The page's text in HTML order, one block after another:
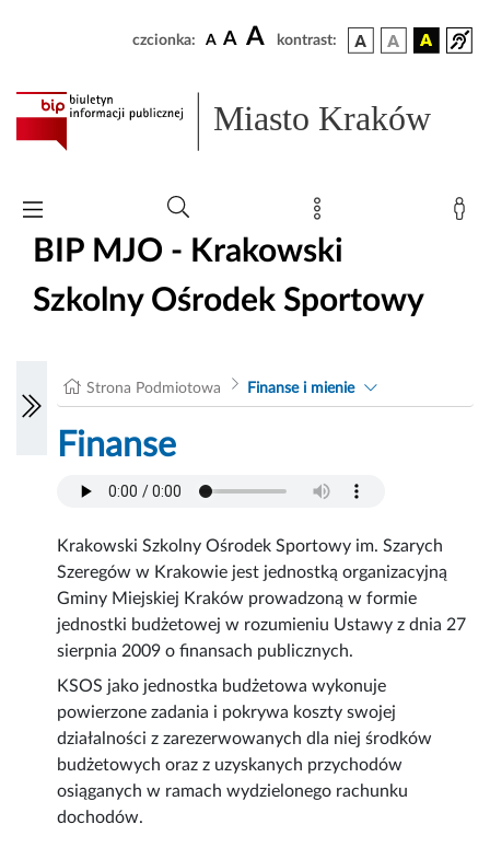
czcionka: A A A kontrast:
Miasto Kraków
BIP MJO - Krakowski
Szkolny Ośrodek Sportowy
Strona Podmiotowa Finanse i mienie
Finanse
Krakowski Szkolny Ośrodek Sportowy im. Szarych
Szeregów w Krakowie jest jednostką organizacyjną
Gminy Miejskiej Kraków prowadzoną w formie
jednostki budżetowej w rozumieniu Ustawy z dnia 27
sierpnia 2009 o finansach publicznych.
KSOS jako jednostka budżetowa wykonuje
powierzone zadania i pokrywa koszty swojej
działalności z zarezerwowanych dla niej środków
budżetowych oraz z uzyskanych przychodów
osiąganych w ramach wydzielonego rachunku
dochodów.